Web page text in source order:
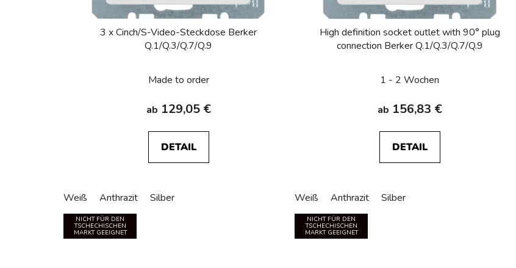
3 x Cinch/S-Video-Steckdose Berker
Q.1/Q.3/Q.7/Q.9
Made to order
ab 129,05 €
DETAIL
Weiß Anthrazit Silber
High definition socket outlet with 90° plug
connection Berker Q.1/Q.3/Q.7/Q.9
1 - 2 Wochen
ab 156,83 €
DETAIL
Weiß Anthrazit Silber
NICHT FÜR DEN
TSCHECHISCHEN
MARKT GEEIGNET
NICHT FÜR DEN
TSCHECHISCHEN
MARKT GEEIGNET